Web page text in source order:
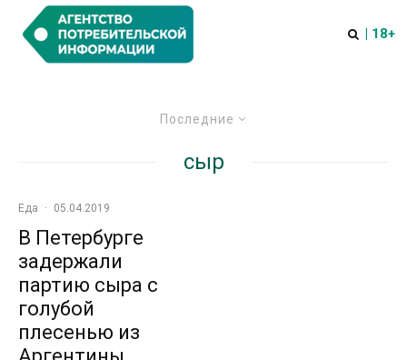
| 18+
Последние
сыр
Еда · 05.04.2019
В Петербурге
задержали
партию сыра с
голубой
плесенью из